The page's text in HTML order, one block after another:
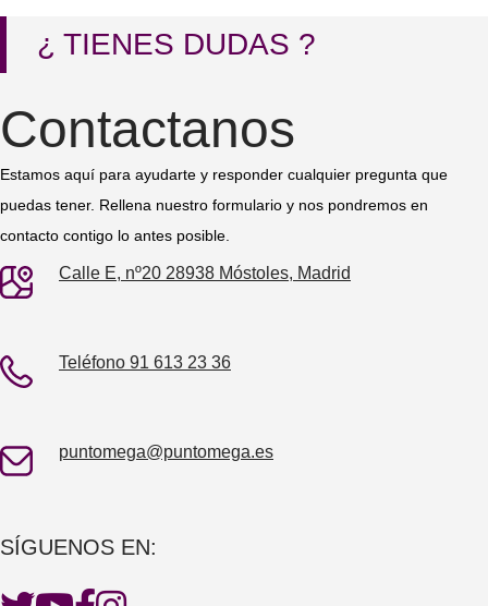
¿ TIENES DUDAS ?
Contactanos
Estamos aquí para ayudarte y responder cualquier pregunta que
puedas tener. Rellena nuestro formulario y nos pondremos en
contacto contigo lo antes posible.
Calle E, nº20 28938 Móstoles, Madrid
Teléfono 91 613 23 36
puntomega@puntomega.es
SÍGUENOS EN: